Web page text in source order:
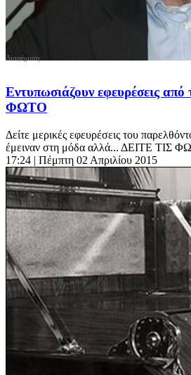
Εντυπωσιάζουν εφευρέσεις από
ΦΩΤΟ
Δείτε μερικές εφευρέσεις του
έμειναν στη μόδα αλλά... ΔΕΙΤΕ ΤΙΣ
17:24 | Πέμπτη 02 Απριλίου 2015